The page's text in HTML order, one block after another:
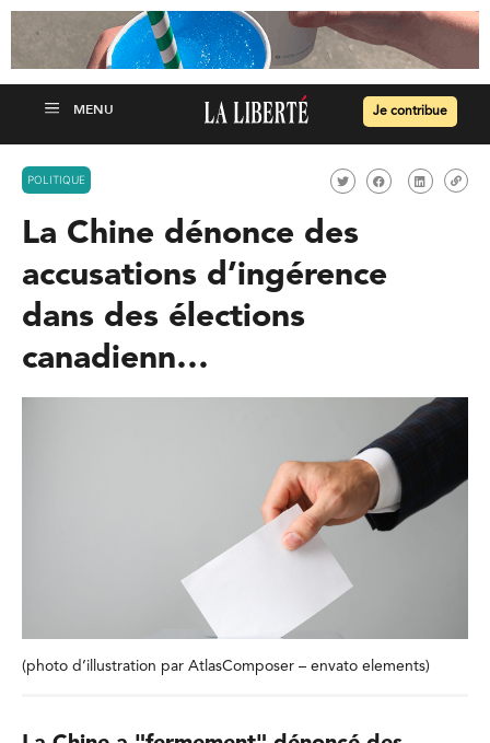
Je contribue
POLITIQUE
La Chine dénonce des
accusations d’ingérence
dans des élections
canadienn…
(photo d’illustration par AtlasComposer – envato elements)